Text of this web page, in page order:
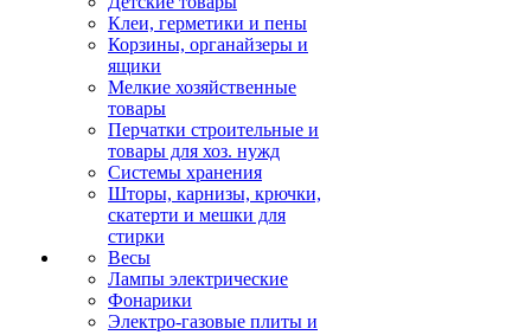
Клеи, герметики и пены
Корзины, органайзеры и
ящики
Мелкие хозяйственные
товары
Перчатки строительные и
товары для хоз. нужд
Системы хранения
Шторы, карнизы, крючки,
скатерти и мешки для
стирки
Весы
Лампы электрические
Фонарики
Электро-газовые плиты и